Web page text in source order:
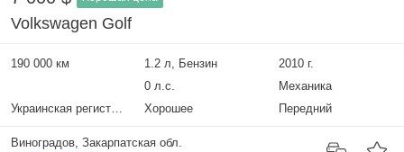
Volkswagen Golf
190 000 км 1.2 л, Бензин
2010 г.
0 л.с.
Механика
Украинская регистрация
Хорошее Передний
Виноградов, Закарпатская обл.